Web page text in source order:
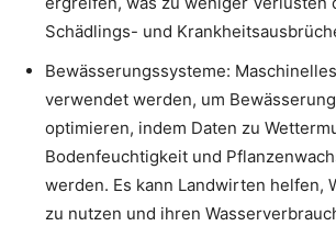
Schädlings- und
Bewässerungssysteme:
verwendet werden, um
optimieren, indem Daten zu
Bodenfeuchtigkeit und
werden. Es kann Landwirten helfen,
zu nutzen und ihren